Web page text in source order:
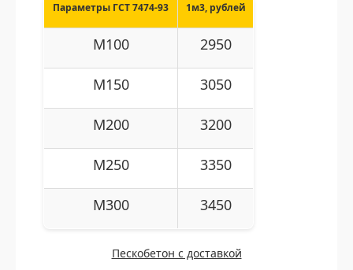
Параметры ГСТ 7474-93 1м3, рублей
M100 2950
M150 3050
M200 3200
M250 3350
M300 3450
Пескобетон с доставкой